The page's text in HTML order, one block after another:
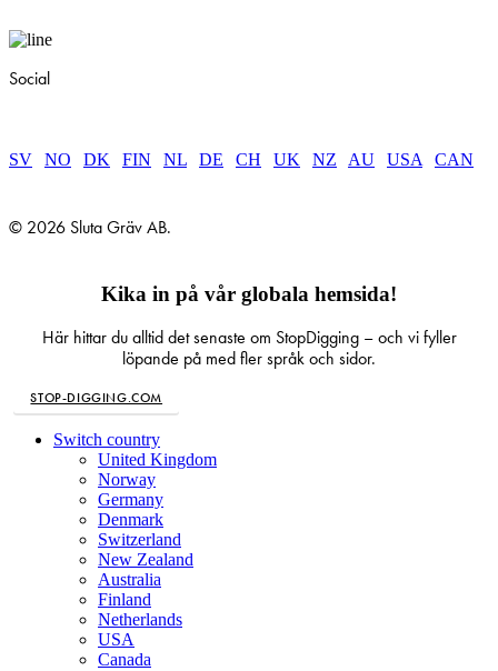
Social
SV NO DK FIN NL DE CH UK NZ AU USA CAN
© 2026 Sluta Gräv AB.
Kika in på vår globala hemsida!
Här hittar du alltid det senaste om StopDigging – och vi fyller
löpande på med fler språk och sidor.
STOP-DIGGING.COM
Close
Switch country
United Kingdom
Norway
Germany
Denmark
Switzerland
New Zealand
Australia
Finland
Netherlands
USA
Canada